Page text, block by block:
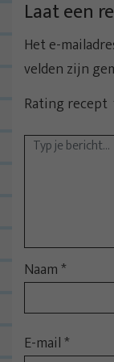
a
v
i
g
Laat een
Het e-
velden zijn
Rating recept
Naam*
E-mail*